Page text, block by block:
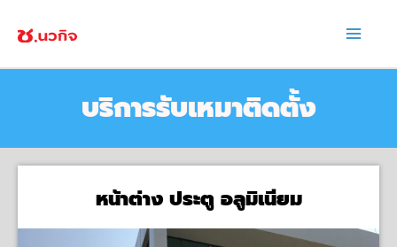
Skip
to
บริการรับเหมาติดตั้ง
หน้าต่าง ประตู อลูมิเนียม